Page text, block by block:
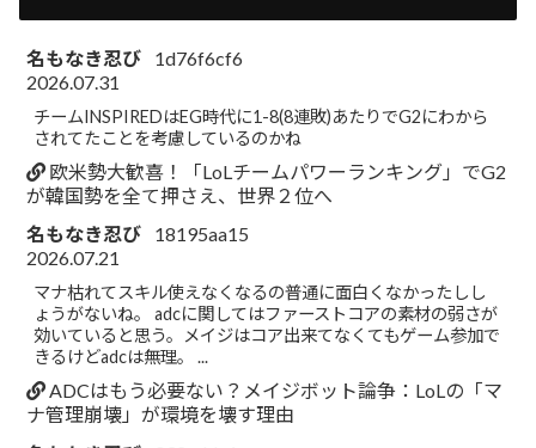
名もなき忍び
1d76f6cf6
2026.07.31
チームINSPIREDはEG時代に1-8(8連敗)あたりでG2にわから
されてたことを考慮しているのかね
欧米勢大歓喜！「LoLチームパワーランキング」でG2
が韓国勢を全て押さえ、世界２位へ
名もなき忍び
18195aa15
2026.07.21
マナ枯れてスキル使えなくなるの普通に面白くなかったしし
ょうがないね。 adcに関してはファーストコアの素材の弱さが
効いていると思う。メイジはコア出来てなくてもゲーム参加で
きるけどadcは無理。 ...
ADCはもう必要ない？メイジボット論争：LoLの「マ
ナ管理崩壊」が環境を壊す理由